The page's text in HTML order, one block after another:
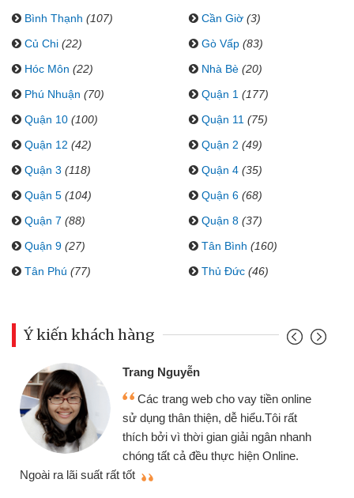
Bình Thạnh (107) Cần Giờ (3)
Củ Chi (22) Gò Vấp (83)
Hóc Môn (22) Nhà Bè (20)
Phú Nhuận (70) Quận 1 (177)
Quận 10 (100) Quận 11 (75)
Quận 12 (42) Quận 2 (49)
Quận 3 (118) Quận 4 (35)
Quận 5 (104) Quận 6 (68)
Quận 7 (88) Quận 8 (37)
Quận 9 (27) Tân Bình (160)
Tân Phú (77) Thủ Đức (46)
Ý kiến khách hàng
Trang Nguyễn
Các trang web cho vay tiền online
sử dụng thân thiện, dễ hiểu.Tôi rất
thích bởi vì thời gian giải ngân nhanh
chóng tất cả đều thực hiện Online.
Ngoài ra lãi suất rất tốt